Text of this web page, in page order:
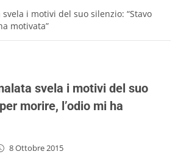
i motivi del suo silenzio: “Stavo
motivata”
svela i motivi del suo
morire, l’odio mi ha
8 Ottobre 2015